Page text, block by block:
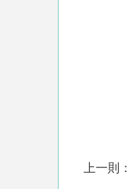
上一則：